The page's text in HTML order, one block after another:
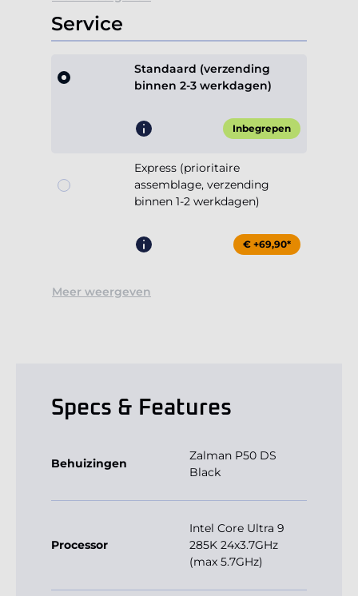
Service
Standaard (verzending
binnen 2-3 werkdagen)
Inbegrepen
Express (prioritaire
assemblage, verzending
binnen 1-2 werkdagen)
€ +69,90*
Meer weergeven
Specs & Features
Behuizingen
Zalman P50 DS
Black
Processor
Intel Core Ultra 9
285K 24x3.7GHz
(max 5.7GHz)